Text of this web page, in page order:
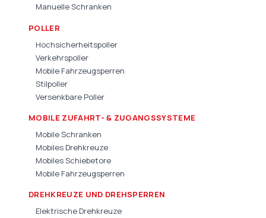
Manuelle Schranken
POLLER
Hochsicherheitspoller
Verkehrspoller
Mobile Fahrzeugsperren
Stilpoller
Versenkbare Poller
MOBILE ZUFAHRT- & ZUGANGSSYSTEME
Mobile Schranken
Mobiles Drehkreuze
Mobiles Schiebetore
Mobile Fahrzeugsperren
DREHKREUZE UND DREHSPERREN
Elektrische Drehkreuze